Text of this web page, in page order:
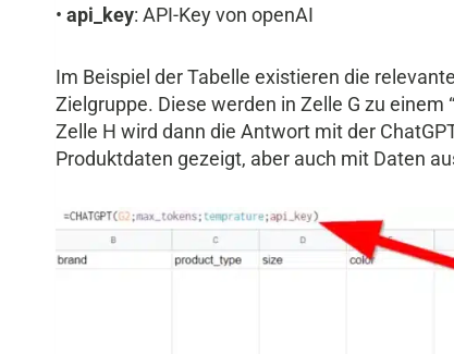
• api_key: API-Key von openAI
Im Beispiel der Tabelle existieren die
Zielgruppe. Diese werden in Zelle G zu einem
Zelle H wird dann die Antwort mit der
Produktdaten gezeigt, aber auch mit Daten